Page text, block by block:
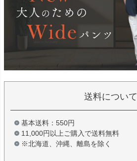
送料について
基本送料：550円
11,000円以上ご購入で送料無料
※北海道、沖縄、離島を除く